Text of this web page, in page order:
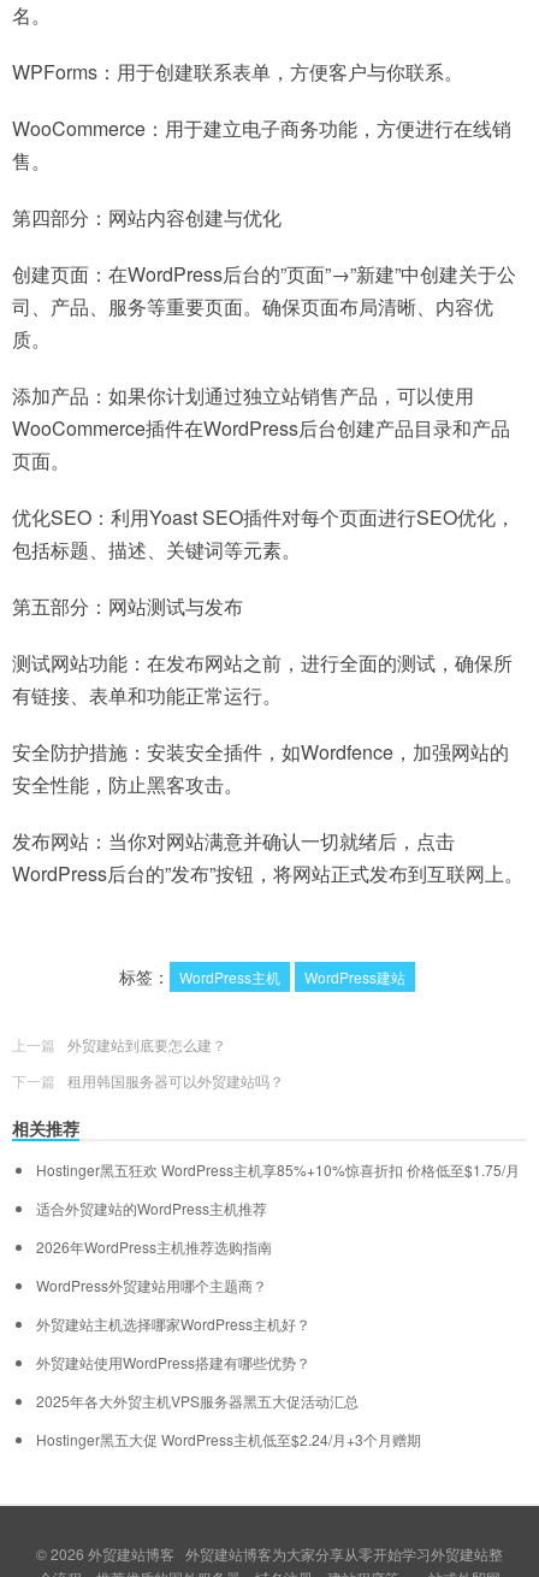
名。
WPForms：用于创建联系表单，方便客户与你联系。
WooCommerce：用于建立电子商务功能，方便进行在线销
售。
第四部分：网站内容创建与优化
创建页面：在WordPress后台的”页面”→”新建”中创建关于公
司、产品、服务等重要页面。确保页面布局清晰、内容优
质。
添加产品：如果你计划通过独立站销售产品，可以使用
WooCommerce插件在WordPress后台创建产品目录和产品
页面。
优化SEO：利用Yoast SEO插件对每个页面进行SEO优化，
包括标题、描述、关键词等元素。
第五部分：网站测试与发布
测试网站功能：在发布网站之前，进行全面的测试，确保所
有链接、表单和功能正常运行。
安全防护措施：安装安全插件，如Wordfence，加强网站的
安全性能，防止黑客攻击。
发布网站：当你对网站满意并确认一切就绪后，点击
WordPress后台的”发布”按钮，将网站正式发布到互联网上。
标签： WordPress主机 WordPress建站
上一篇
外贸建站到底要怎么建？
下一篇
租用韩国服务器可以外贸建站吗？
相关推荐
Hostinger黑五狂欢 WordPress主机享85%+10%惊喜折扣 价格低至$1.75/月
适合外贸建站的WordPress主机推荐
2026年WordPress主机推荐选购指南
WordPress外贸建站用哪个主题商？
外贸建站主机选择哪家WordPress主机好？
外贸建站使用WordPress搭建有哪些优势？
2025年各大外贸主机VPS服务器黑五大促活动汇总
Hostinger黑五大促 WordPress主机低至$2.24/月+3个月赠期
© 2026 外贸建站博客 外贸建站博客为大家分享从零开始学习外贸建站整